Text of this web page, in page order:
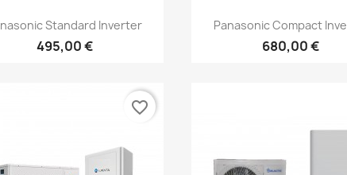
Швидкий перегляд
Standard Inverter
495,00 €
Швидкий
Panasonic Compact
680,00 €
favorite_border